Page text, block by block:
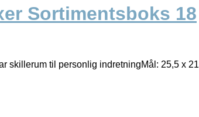
Sortimentsboks 18
skillerum til personlig indretningMål: 25,5 x 21